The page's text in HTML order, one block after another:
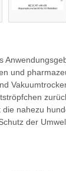
und
nahezu
der